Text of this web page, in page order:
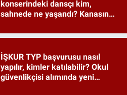
konserindeki dansçı kim,
sahnede ne yaşandı? Kanasın
İŞKUR TYP başvurusu nasıl
yapılır, kimler katılabilir? Okul
güvenlikçisi alımında yeni